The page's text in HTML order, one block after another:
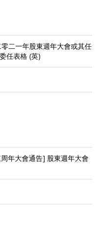
二一年股東週年大會或其任
任表格 (英)
年大會通告] 股東週年大會